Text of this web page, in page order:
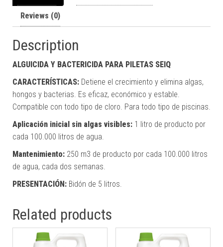
Reviews (0)
Description
ALGUICIDA Y BACTERICIDA PARA PILETAS SEIQ
CARACTERÍSTICAS: Detiene el crecimiento y elimina algas,
hongos y bacterias. Es eficaz, económico y estable.
Compatible con todo tipo de cloro. Para todo tipo de piscinas.
Aplicación inicial sin algas visibles: 1 litro de producto por
cada 100.000 litros de agua.
Mantenimiento: 250 m3 de producto por cada 100.000 litros
de agua, cada dos semanas.
PRESENTACIÓN: Bidón de 5 litros.
Related products